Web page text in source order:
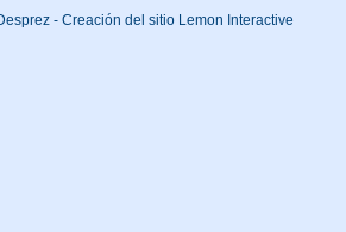
- Creación del sitio Lemon Interactive